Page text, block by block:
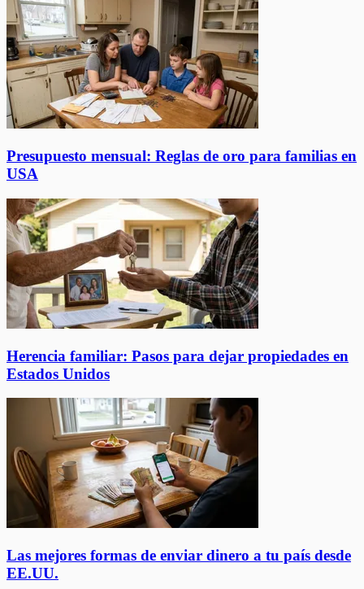
Presupuesto mensual: Reglas de oro para familias en
USA
Herencia familiar: Pasos para dejar propiedades en
Estados Unidos
Las mejores formas de enviar dinero a tu país desde
EE.UU.